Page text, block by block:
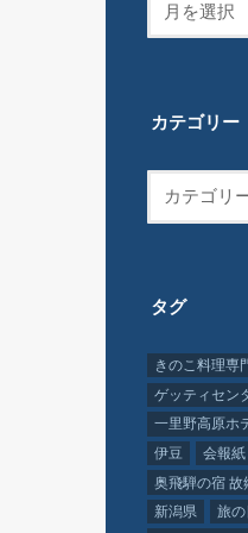
カテゴリー
タグ
きのこ料理専
ゲッティセン
一里野高原ホ
伊豆
会報紙
奥飛騨の宿 故
新潟県
旅の